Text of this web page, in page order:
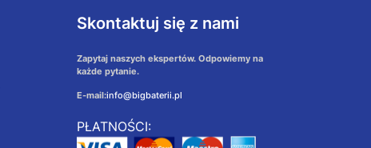
Skontaktuj się z nami
Zapytaj naszych ekspertów. Odpowiemy na
każde pytanie.
E-mail:info@bigbaterii.pl
PŁATNOŚCI: